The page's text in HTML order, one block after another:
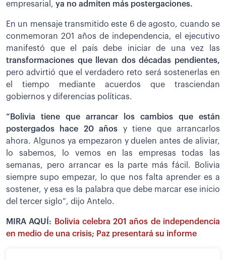
empresarial, ya no admiten más postergaciones.
En un mensaje transmitido este 6 de agosto, cuando se
conmemoran 201 años de independencia, el ejecutivo
manifestó que el país debe iniciar de una vez las
transformaciones que llevan dos décadas pendientes,
pero advirtió que el verdadero reto será sostenerlas en
el tiempo mediante acuerdos que trasciendan
gobiernos y diferencias políticas.
“Bolivia tiene que arrancar los cambios que están
postergados hace 20 años y tiene que arrancarlos
ahora. Algunos ya empezaron y duelen antes de aliviar,
lo sabemos, lo vemos en las empresas todas las
semanas, pero arrancar es la parte más fácil. Bolivia
siempre supo empezar, lo que nos falta aprender es a
sostener, y esa es la palabra que debe marcar ese inicio
del tercer siglo”, dijo Antelo.
MIRA AQUÍ:
Bolivia celebra 201 años de independencia
en medio de una crisis; Paz presentará su informe